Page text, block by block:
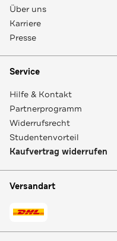
Über uns
Karriere
Presse
Service
Hilfe & Kontakt
Partnerprogramm
Widerrufsrecht
Studentenvorteil
Kaufvertrag widerrufen
Versandart